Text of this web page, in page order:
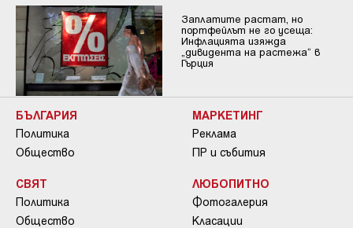
Заплатите растат, но
портфейлът не го усеща:
Инфлацията изяжда
„дивидента на растежа“ в
Гърция
БЪЛГАРИЯ
Политика
Общество
СВЯТ
Политика
Общество
МАРКЕТИНГ
Реклама
ПР и събития
ЛЮБОПИТНО
Фотогалерия
Класации